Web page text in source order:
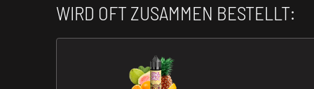
WIRD OFT ZUSAMMEN BESTELLT: